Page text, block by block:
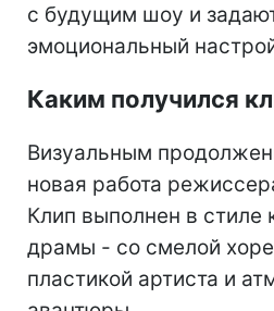
с будущим шоу и
эмоциональный
Каким получился
Визуальным
новая работа
Клип выполнен в стиле
драмы - со смелой
пластикой артиста и